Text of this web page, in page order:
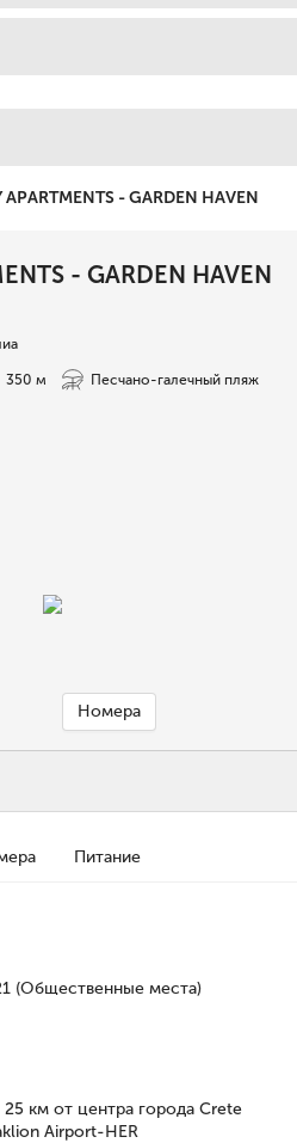
APARTMENTS - GARDEN HAVEN
- GARDEN HAVEN
350 м Песчано-галечный пляж
Номера
Питание
(Общественные места)
км от центра города Crete
Airport-HER